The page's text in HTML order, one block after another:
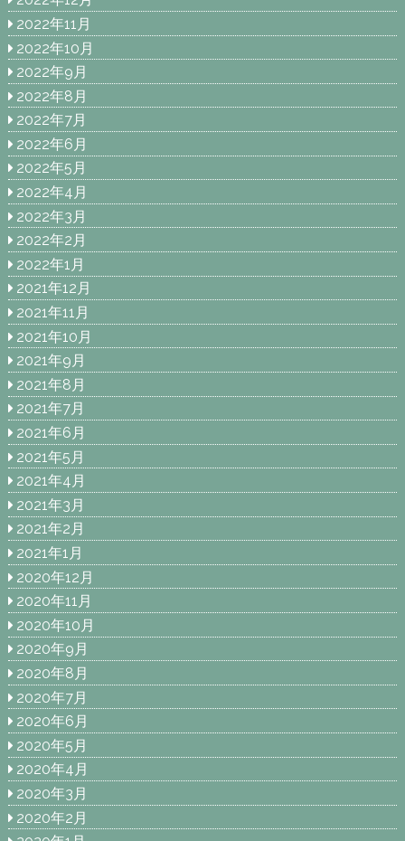
2022年11月
2022年10月
2022年9月
2022年8月
2022年7月
2022年6月
2022年5月
2022年4月
2022年3月
2022年2月
2022年1月
2021年12月
2021年11月
2021年10月
2021年9月
2021年8月
2021年7月
2021年6月
2021年5月
2021年4月
2021年3月
2021年2月
2021年1月
2020年12月
2020年11月
2020年10月
2020年9月
2020年8月
2020年7月
2020年6月
2020年5月
2020年4月
2020年3月
2020年2月